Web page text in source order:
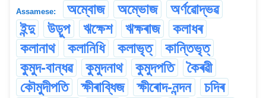
Assamese: অম্বোজ অম্ভোজ
অৰ্ণৱোদ্ভৱ
ইন্দু
উড়ুপ ঋক্ষেশ ঋক্ষৰাজ
কলাধৰ
কলানাথ
কলানিধি কলাভৃত্
কান্তিভৃত্
কুমুদ-বান্ধৱ
কুমুদনাথ কুমুদপতি
কৈৰৱী
কৌমুদীপতি
ক্ষীৰাব্ধিজ ক্ষীৰোদ-নন্দন
চদিৰ